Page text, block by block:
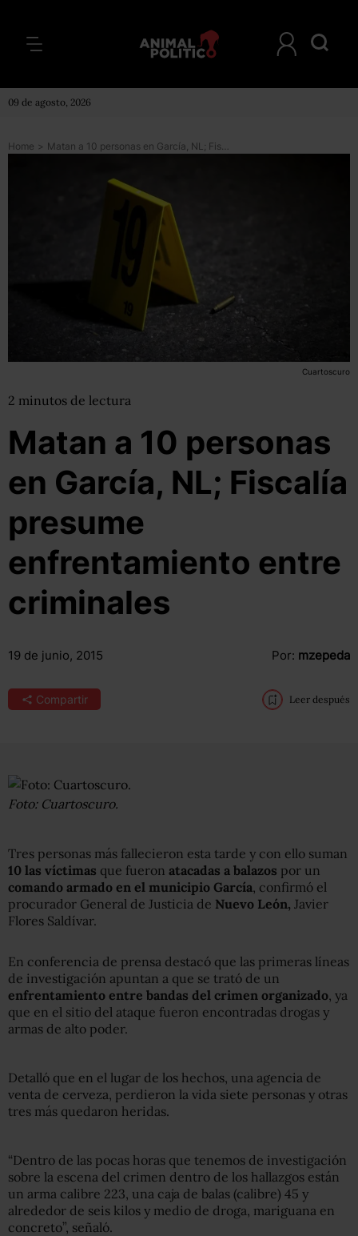
09 de agosto, 2026
Home > Matan a 10 personas en García, NL; Fiscalía presume enfrentamiento entre criminales
Cuartoscuro
2 minutos de lectura
Matan a 10 personas
en García, NL; Fiscalía
presume
enfrentamiento entre
criminales
19 de junio, 2015 Por: mzepeda
Compartir Leer después
Foto: Cuartoscuro.
Tres personas más fallecieron esta tarde y con ello suman
10 las víctimas que fueron atacadas a balazos por un
comando armado en el municipio García, confirmó el
procurador General de Justicia de Nuevo León, Javier
Flores Saldívar.
En conferencia de prensa destacó que las primeras líneas
de investigación apuntan a que se trató de un
enfrentamiento entre bandas del crimen organizado, ya
que en el sitio del ataque fueron encontradas drogas y
armas de alto poder.
Detalló que en el lugar de los hechos, una agencia de
venta de cerveza, perdieron la vida siete personas y otras
tres más quedaron heridas.
“Dentro de las pocas horas que tenemos de investigación
sobre la escena del crimen dentro de los hallazgos están
un arma calibre 223, una caja de balas (calibre) 45 y
alrededor de seis kilos y medio de droga, mariguana en
concreto”, señaló.